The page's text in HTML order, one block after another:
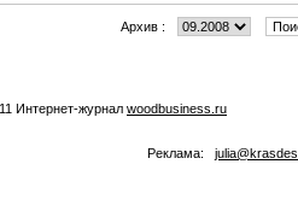
Архив :
Интернет-журнал woodbusiness.ru
Реклама: